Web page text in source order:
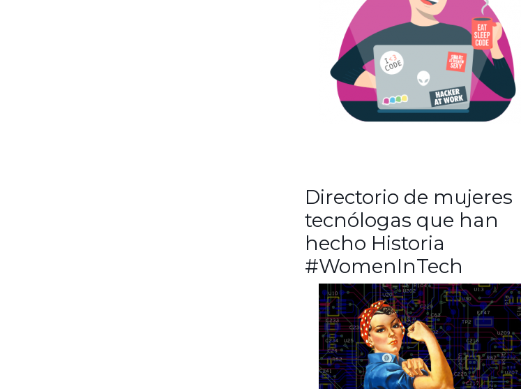
Directorio de mujeres
tecnólogas que han
hecho Historia
#WomenInTech